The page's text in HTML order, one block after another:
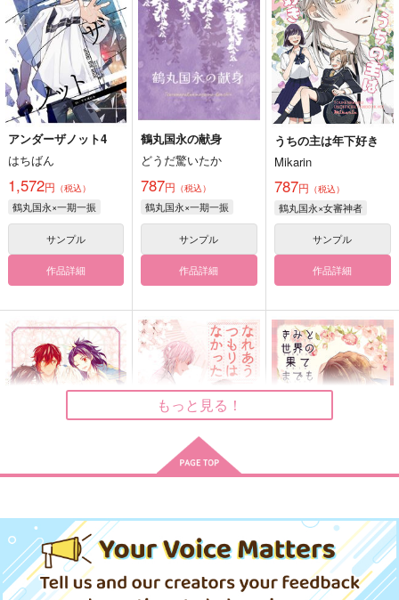
アンダーザノット4
はちばん
1,572円 （税込）
鶴丸国永×一期一振
サンプル
作品詳細
鶴丸国永の献身
どうだ驚いたか
787円 （税込）
鶴丸国永×一期一振
サンプル
作品詳細
うちの主は年下好き
Mikarin
787円 （税込）
鶴丸国永×女審神者
サンプル
作品詳細
からくの
998円（税込）
鶴丸国永
った再録5
からくの
鶴丸国永
も
みちゆき
629 （税込）
大倶利伽羅×鶴丸国永
もっと見る！